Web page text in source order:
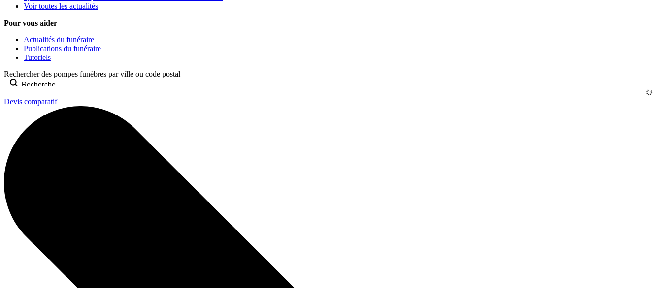
Voir toutes les actualités
Pour vous aider
Actualités du funéraire
Publications du funéraire
Tutoriels
Rechercher des pompes funèbres par ville ou code postal
Devis comparatif